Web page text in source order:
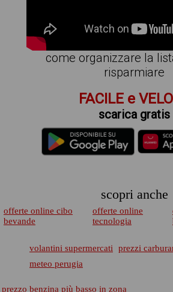
come organizzare la
risparmiare
FACILE e
scarica gratis
scopri anche
offerte online cibo
bevande
offerte online
tecnologia
volantini supermercati prezzi
meteo perugia
prezzo benzina più basso in zona